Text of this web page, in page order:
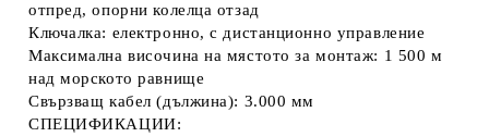
отпред, опорни колелца отзад
Ключалка: електронно, с дистанционно управление
Максимална височина на мястото за монтаж: 1 500 м
над морското равнище
Свързващ кабел (дължина): 3.000 мм
СПЕЦИФИКАЦИИ: